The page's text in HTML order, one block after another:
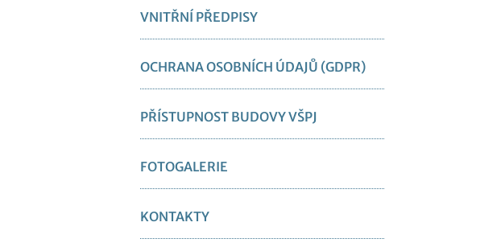
VNITŘNÍ PŘEDPISY
OCHRANA OSOBNÍCH ÚDAJŮ (GDPR)
PŘÍSTUPNOST BUDOVY VŠPJ
FOTOGALERIE
KONTAKTY